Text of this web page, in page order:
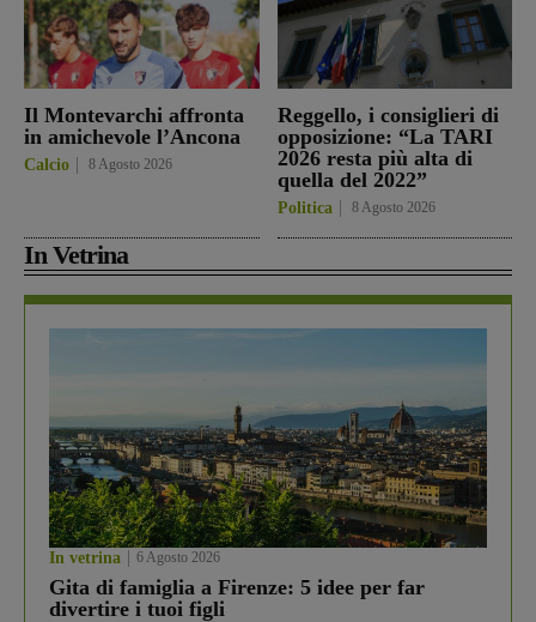
Il Montevarchi affronta
in amichevole l’Ancona
Calcio 8 Agosto 2026
Reggello, i consiglieri di
opposizione: “La TARI
2026 resta più alta di
quella del 2022”
Politica 8 Agosto 2026
In Vetrina
In vetrina 6 Agosto 2026
Gita di famiglia a Firenze: 5 idee per far
divertire i tuoi figli